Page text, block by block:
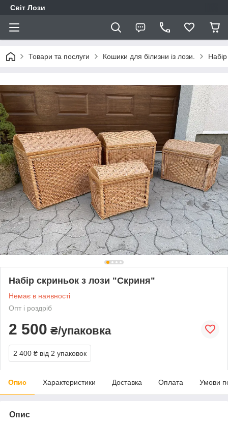
Світ Лози
Товари та послуги Кошики для білизни із лози.
Набір скриньок з лози "Скриня"
Немає в наявності
Опт і роздріб
2 500 ₴/упаковка
2 400 ₴ від 2 упаковок
Опис Характеристики Доставка Оплата Умови
Опис